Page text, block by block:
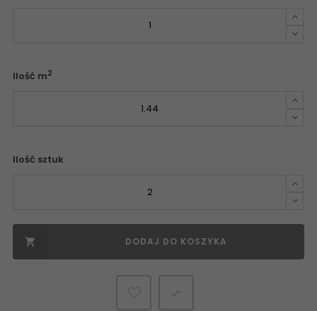
Ilość m2
Ilość sztuk
 DODAJ DO KOSZYKA